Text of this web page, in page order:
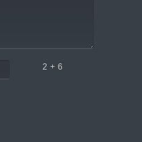
2 + 6